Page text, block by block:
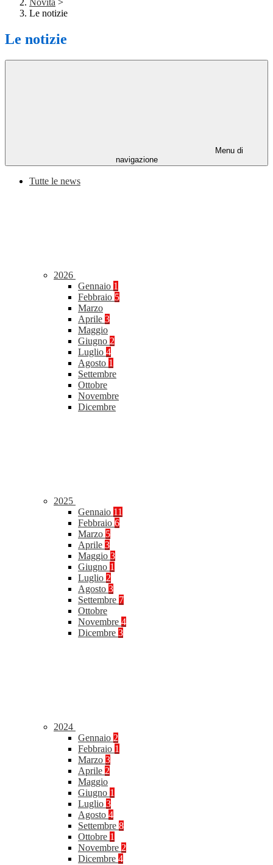
Novità >
Le notizie
Le notizie
Menu di
navigazione
Tutte le news
2026
Gennaio 1
Febbraio 5
Marzo
Aprile 3
Maggio
Giugno 2
Luglio 4
Agosto 1
Settembre
Ottobre
Novembre
Dicembre
2025
Gennaio 11
Febbraio 6
Marzo 5
Aprile 3
Maggio 3
Giugno 1
Luglio 2
Agosto 3
Settembre 7
Ottobre
Novembre 4
Dicembre 3
2024
Gennaio 2
Febbraio 1
Marzo 3
Aprile 2
Maggio
Giugno 1
Luglio 3
Agosto 4
Settembre 8
Ottobre 1
Novembre 2
Dicembre 4